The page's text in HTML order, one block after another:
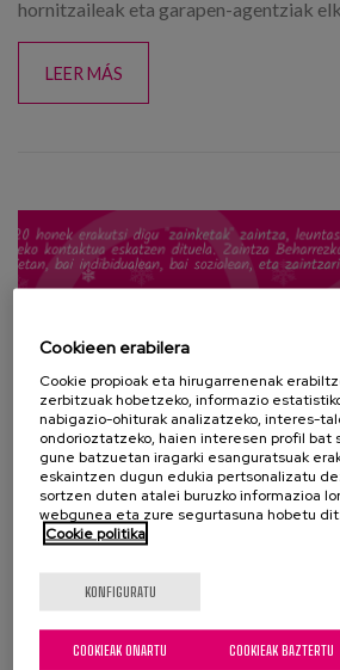
hornitzaileak eta garapen-agentziak
LEER MÁS
Cookieen erabilera
Cookie propioak eta hirugarrenenak
zerbitzuak hobetzeko, informazio
nabigazio-ohiturak analizatzeko, interes-
ondorioztatzeko, haien interesen profil bat
gune batzuetan iragarki esanguratsuak
eskaintzen dugun edukia pertsonalizatu
sortzen duten atalei buruzko informazioa
webgunea eta zure segurtasuna hobetu
Cookie politika
KONFIGURATU
COOKIEAK BAZTERTU
COOKIEAK ONARTU